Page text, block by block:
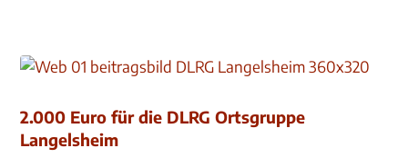
2.000 Euro für die DLRG Ortsgruppe
Langelsheim